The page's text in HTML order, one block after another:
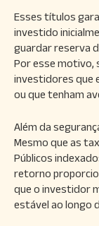
Esses títulos
investido
guardar reserva
Por esse motivo,
investidores que
ou que tenham
Além da
Mesmo que as
Públicos
retorno
que o investidor
estável ao longo